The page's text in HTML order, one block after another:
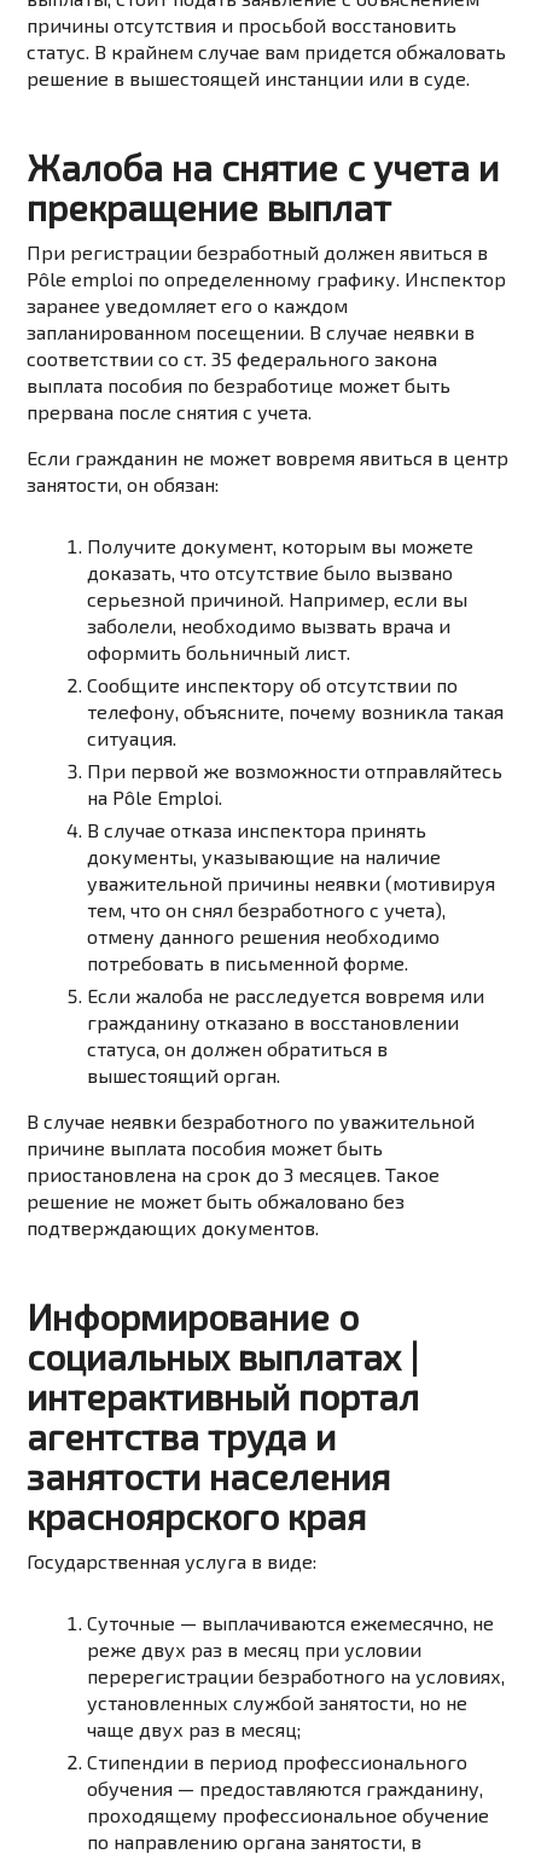
причины отсутствия и просьбой восстановить
статус. В крайнем случае вам придется обжаловать
решение в вышестоящей инстанции или в суде.
Жалоба на снятие с учета и
прекращение выплат
При регистрации безработный должен явиться в
Pôle emploi по определенному графику. Инспектор
заранее уведомляет его о каждом
запланированном посещении. В случае неявки в
соответствии со ст. 35 федерального закона
выплата пособия по безработице может быть
прервана после снятия с учета.
Если гражданин не может вовремя явиться в центр
занятости, он обязан:
Получите документ, которым вы можете
доказать, что отсутствие было вызвано
серьезной причиной. Например, если вы
заболели, необходимо вызвать врача и
оформить больничный лист.
Сообщите инспектору об отсутствии по
телефону, объясните, почему возникла такая
ситуация.
При первой же возможности отправляйтесь
на Pôle Emploi.
В случае отказа инспектора принять
документы, указывающие на наличие
уважительной причины неявки (мотивируя
тем, что он снял безработного с учета),
отмену данного решения необходимо
потребовать в письменной форме.
Если жалоба не расследуется вовремя или
гражданину отказано в восстановлении
статуса, он должен обратиться в
вышестоящий орган.
В случае неявки безработного по уважительной
причине выплата пособия может быть
приостановлена ​​на срок до 3 месяцев. Такое
решение не может быть обжаловано без
подтверждающих документов.
Информирование о
социальных выплатах |
интерактивный портал
агентства труда и
занятости населения
красноярского края
Государственная услуга в виде:
Суточные — выплачиваются ежемесячно, не
реже двух раз в месяц при условии
перерегистрации безработного на условиях,
установленных службой занятости, но не
чаще двух раз в месяц;
Стипендии в период профессионального
обучения — предоставляются гражданину,
проходящему профессиональное обучение
по направлению органа занятости, в